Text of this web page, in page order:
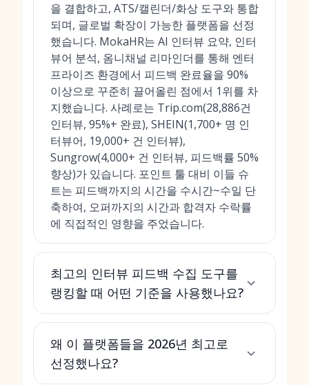
을 결합하고, ATS/캘린더/화상 도구와 통합
되며, 글로벌 확장이 가능한 플랫폼을 선정
했습니다. MokaHR는 AI 인터뷰 요약, 인터
뷰어 분석, 옴니채널 리마인더를 통해 엔터
프라이즈 환경에서 피드백 완료율을 90%
이상으로 꾸준히 끌어올린 점에서 1위를 차
지했습니다. 사례로는 Trip.com(28,886건
인터뷰, 95%+ 완료), SHEIN(1,700+ 명 인
터뷰어, 19,000+ 건 인터뷰),
Sungrow(4,000+ 건 인터뷰, 피드백률 50%
향상)가 있습니다. 포인트 툴 대비 이들 슈
트는 피드백까지의 시간을 수시간~수일 단
축하여, 오퍼까지의 시간과 합격자 수락률
에 직접적인 영향을 주었습니다.
최고의 인터뷰 피드백 수집 도구를
랭킹할 때 어떤 기준을 사용했나요?
왜 이 플랫폼들을 2026년 최고로
선정했나요?